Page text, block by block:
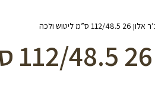
48.5 ס”מ ליטוש ולכה